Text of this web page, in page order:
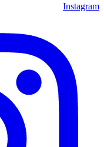
Instagram